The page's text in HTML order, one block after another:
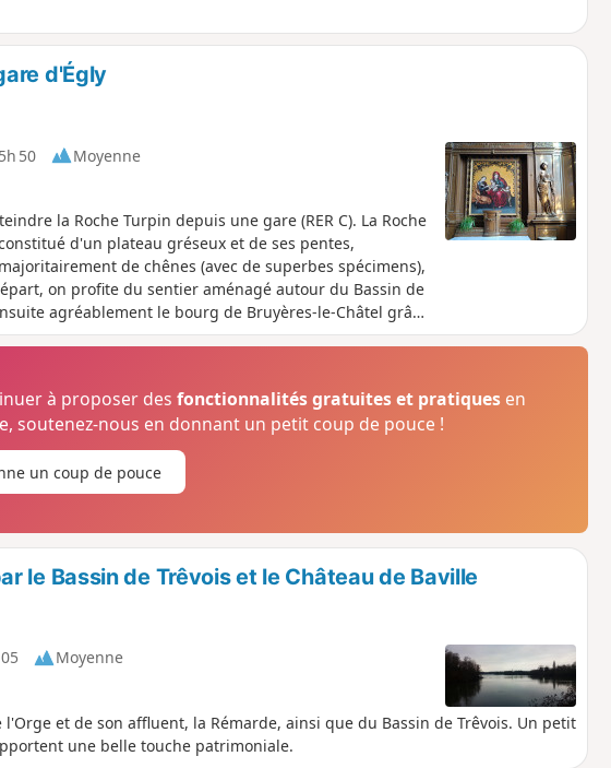
d'Égly
5h 50
Moyenne
la Roche Turpin depuis une gare (RER C). La Roche
d'un plateau gréseux et de ses pentes,
de chênes (avec de superbes spécimens),
on profite du sentier aménagé autour du Bassin de
agréablement le bourg de Bruyères-le-Châtel grâce
Puis la belle forêt de Bruyères-le-Châtel (bien
à proposer desfonctionnalités gratuites et pratiques en
soutenez-nous en donnant un petit coup de pouce !
un coup de pouce
le Bassin de Trêvois et le Château de Baville
Moyenne
et de son affluent, la Rémarde, ainsi que du Bassin de Trêvois. Un petit
une belle touche patrimoniale.